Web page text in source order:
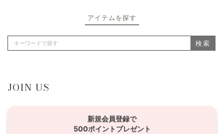
アイテムを探す
検索
JOIN US
新規会員登録で
500ポイントプレゼント